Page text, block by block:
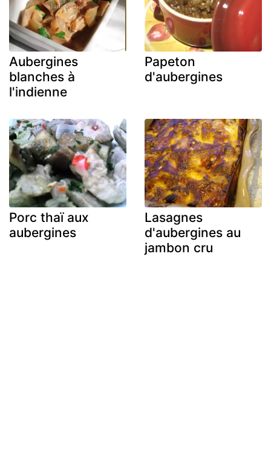
Aubergines
blanches à
l'indienne
Papeton
d'aubergines
Porc thaï aux
aubergines
Lasagnes
d'aubergines au
jambon cru